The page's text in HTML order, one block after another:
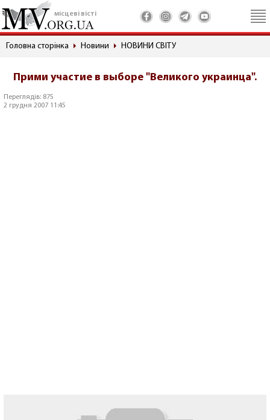
місцеві вісті
Головна сторінка Новини НОВИНИ СВІТУ
Прими участие в выборе "Великого украинца".
Переглядів: 875
2 грудня 2007 11:45